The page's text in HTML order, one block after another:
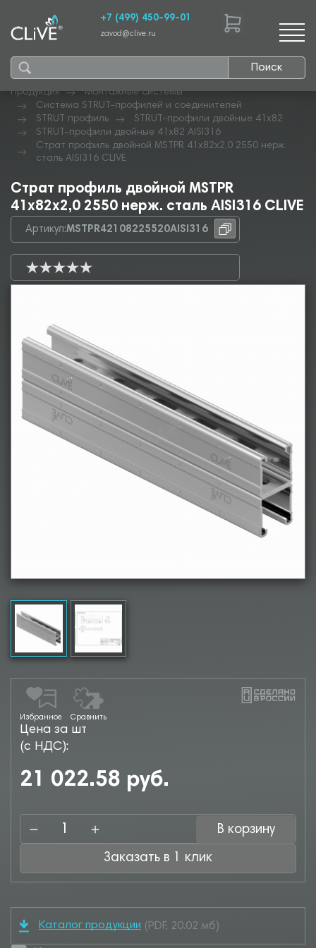
Поиск
+7 (499) 450-99-01
zavod@clive.ru
Продукция
Монтажные системы
Система STRUT-профилей и соединителей
STRUT профиль
STRUT-профили двойные 41х82
STRUT-профили двойные 41х82 AISI316
Страт профиль двойной MSTPR 41х82х2,0 2550 нерж.
сталь AISI316 CLIVE
Страт профиль двойной MSTPR
41х82х2,0 2550 нерж. сталь AISI316 CLIVE
Артикул:MSTPR42108225520AISI316
Избранное Сравнить
Цена за шт
(с НДС):
21 022.58 руб.
В корзину
Заказать в 1 клик
Каталог продукции (PDF, 20.02 мб)